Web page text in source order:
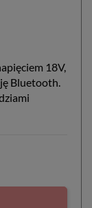
18V,
Bluetooth.